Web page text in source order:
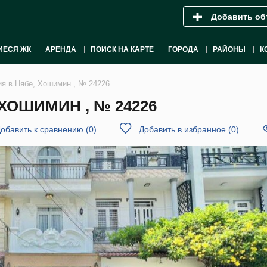
Добавить
ЖК АРЕНДА ПОИСК НА КАРТЕ ГОРОДА РАЙОНЫ
в Нябе, Хошимин , № 24226
, № 24226
к сравнению (0) Добавить в избранное (0)